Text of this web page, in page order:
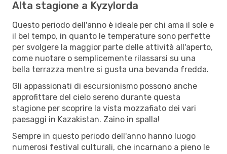
Alta stagione a Kyzylorda
Questo periodo dell'anno è ideale per chi ama il sole e
il bel tempo, in quanto le temperature sono perfette
per svolgere la maggior parte delle attività all'aperto,
come nuotare o semplicemente rilassarsi su una
bella terrazza mentre si gusta una bevanda fredda.
Gli appassionati di escursionismo possono anche
approfittare del cielo sereno durante questa
stagione per scoprire la vista mozzafiato dei vari
paesaggi in Kazakistan. Zaino in spalla!
Sempre in questo periodo dell'anno hanno luogo
numerosi festival culturali, che incarnano a pieno le